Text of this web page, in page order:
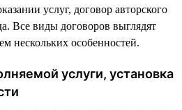
услуг, договор авторского
Все виды договоров выглядят
нескольких особенностей.
услуги, установка